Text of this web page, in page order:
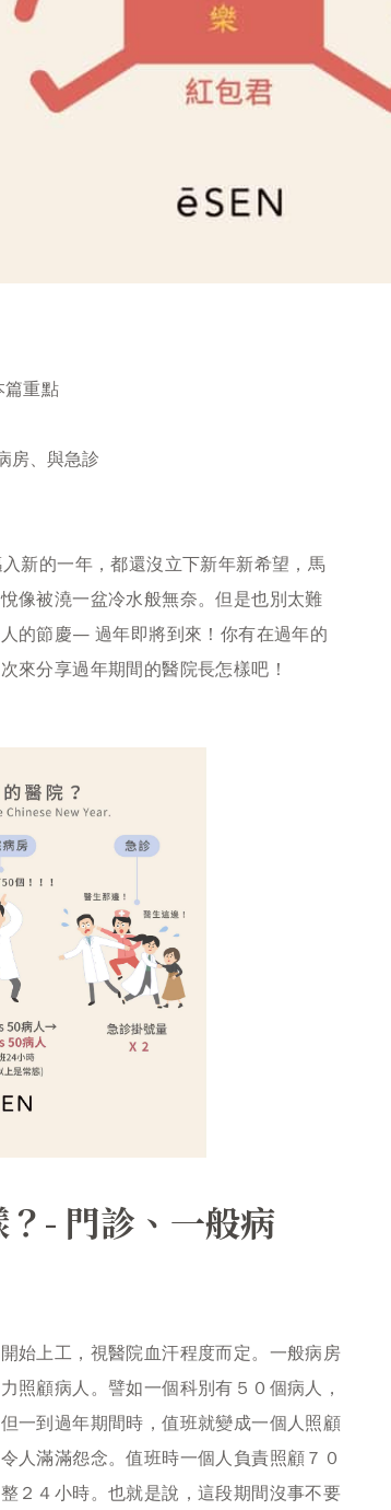
篇重點
房、與急診
新的一年，都還沒立下新年新希望，馬
像被澆一盆冷水般無奈。但是也別太難
的節慶— 過年即將到來！你有在過年的
來分享過年期間的醫院長怎樣吧！
- 門診、一般病
始上工，視醫院血汗程度而定。一般病房
照顧病人。譬如一個科別有５０個病人，
一到過年期間時，值班就變成一個人照顧
人滿滿怨念。值班時一個人負責照顧７０
２４小時。也就是說，這段期間沒事不要